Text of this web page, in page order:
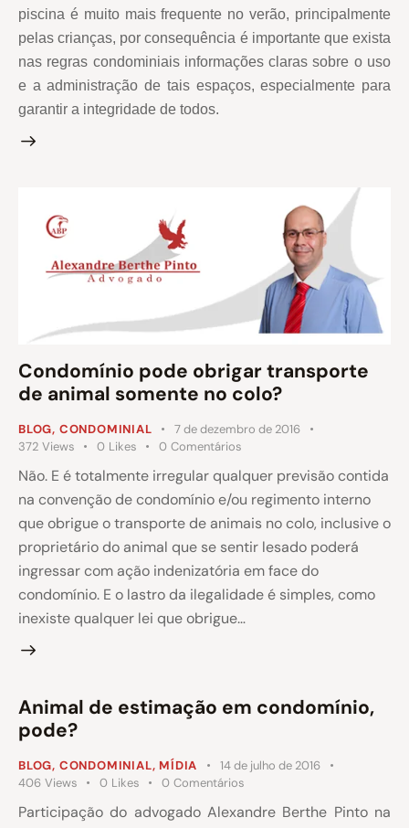
piscina é muito mais frequente no verão, principalmente
pelas crianças, por consequência é importante que exista
nas regras condominiais informações claras sobre o uso
e a administração de tais espaços, especialmente para
garantir a integridade de todos.
Condomínio pode obrigar transporte
de animal somente no colo?
BLOG, CONDOMINIAL
7 de dezembro de 2016
372 Views 0 Likes 0 Comentários
Não. E é totalmente irregular qualquer previsão contida
na convenção de condomínio e/ou regimento interno
que obrigue o transporte de animais no colo, inclusive o
proprietário do animal que se sentir lesado poderá
ingressar com ação indenizatória em face do
condomínio. E o lastro da ilegalidade é simples, como
inexiste qualquer lei que obrigue…
Animal de estimação em condomínio,
pode?
BLOG, CONDOMINIAL, MÍDIA
14 de julho de 2016
406 Views 0 Likes 0 Comentários
Participação do advogado Alexandre Berthe Pinto na